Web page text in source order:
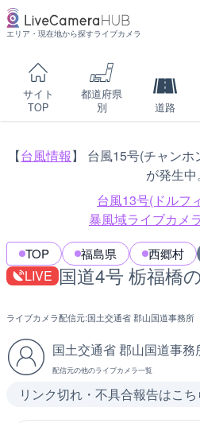
エリア・現在地から探すライブカメラ
サイト
TOP
都道府県
別
道路
【台風情報】 台風15号(チャン
が発生中。
台風13号(ドルフ
暴風域ライブカメ
TOP 福島県 西郷村
LIVE 国道4号 栃福橋
ライブカメラ配信元:国土交通省 郡山国道事務所
国土交通省 郡山国道事務
配信元の他のライブカメラ一覧
リンク切れ・不具合報告はこち